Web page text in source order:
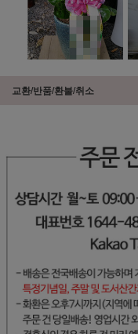
교환/반품/환불/취소